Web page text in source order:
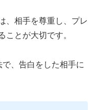
、相手を尊重し、プレ
ことが大切です。
、告白をした相手に